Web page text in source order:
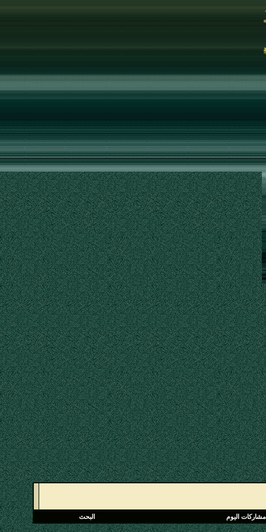
مشاركات اليوم البحث